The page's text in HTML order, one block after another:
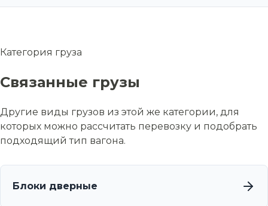
Категория груза
Связанные грузы
Другие виды грузов из этой же категории, для
которых можно рассчитать перевозку и подобрать
подходящий тип вагона.
Блоки дверные